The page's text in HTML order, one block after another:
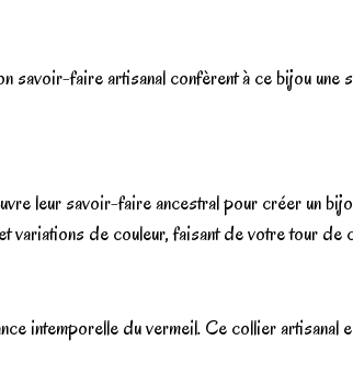
savoir-faire artisanal confèrent à ce bijou
leur savoir-faire ancestral pour créer un
de couleur, faisant de votre tour de
intemporelle du vermeil. Ce collier